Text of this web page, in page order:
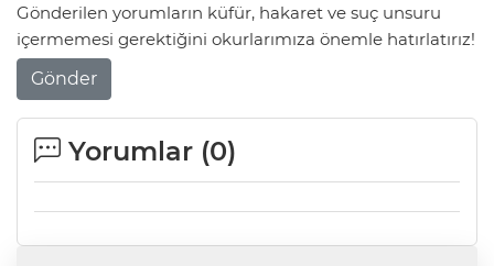
Gönderilen yorumların küfür, hakaret ve suç unsuru
içermemesi gerektiğini okurlarımıza önemle hatırlatırız!
Gönder
Yorumlar (0)